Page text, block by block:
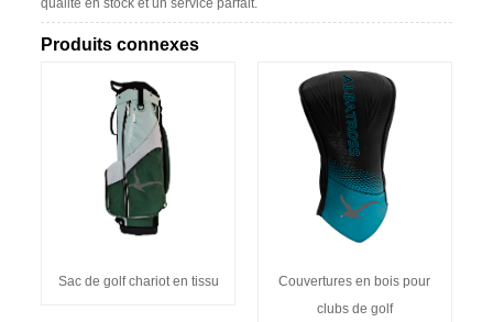
Produits connexes
Sac de golf chariot en tissu
Couvertures en bois pour
clubs de golf